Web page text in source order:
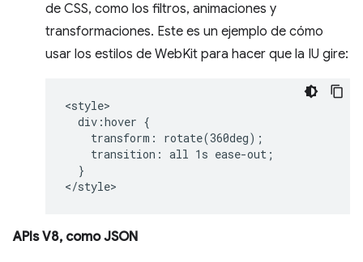
de CSS, como los filtros, animaciones y
transformaciones. Este es un ejemplo de cómo
usar los estilos de WebKit para hacer que la IU gire:
<style>
  div:hover {
    transform: rotate(360deg);
    transition: all 1s ease-out;
  }
APIs V8, como JSON